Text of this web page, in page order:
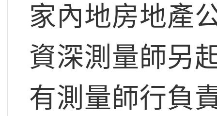
家內地房地產
資深測量師另
有測量師行負